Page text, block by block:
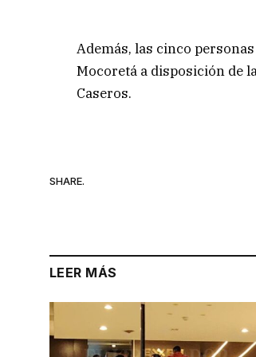
Además, las cinco
Mocoretá a disposición de
Caseros.
SHARE.
LEER MÁS